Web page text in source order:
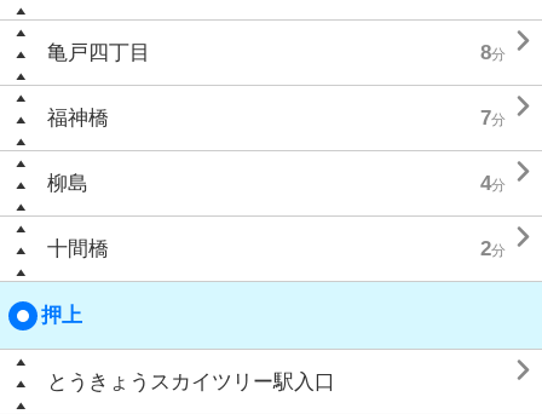
亀戸四丁目 8分 
福神橋 7分 
柳島 4分 
十間橋 2分 
押上
とうきょうスカイツリー駅入口 